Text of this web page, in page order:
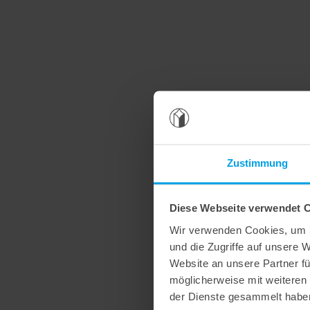
Zustimmung
Diese Webseite verwendet
Wir verwenden Cookies,
und die Zugriffe auf unsere
Website an unsere Partner
möglicherweise mit
der Dienste gesammelt